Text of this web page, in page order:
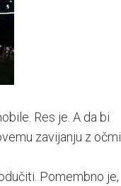
Res je. A da bi
zavijanju z očmi
Pomembno je,